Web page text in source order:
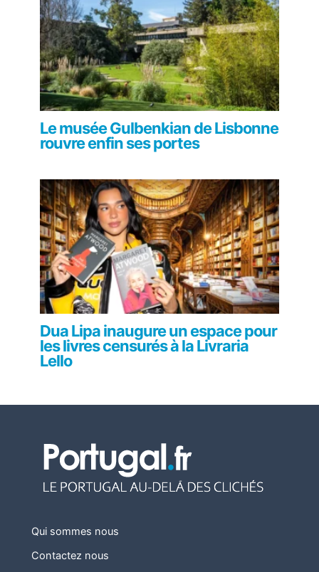
Le musée Gulbenkian de Lisbonne
rouvre enfin ses portes
Dua Lipa inaugure un espace pour
les livres censurés à la Livraria
Lello
Qui sommes nous
Contactez nous